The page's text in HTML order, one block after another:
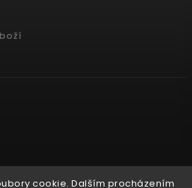
cookie. Dalším procházením